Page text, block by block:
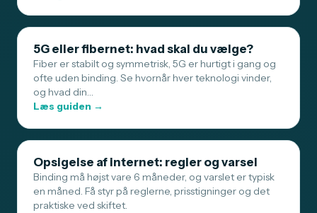
5G eller fibernet: hvad skal du vælge?
Fiber er stabilt og symmetrisk, 5G er hurtigt i gang og
ofte uden binding. Se hvornår hver teknologi vinder,
og hvad din…
Læs guiden →
Opsigelse af internet: regler og varsel
Binding må højst vare 6 måneder, og varslet er typisk
en måned. Få styr på reglerne, prisstigninger og det
praktiske ved skiftet.